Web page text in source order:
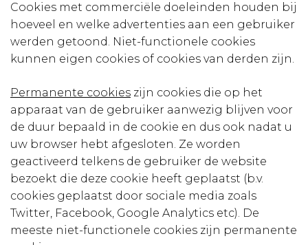
Cookies met commerciële doeleinden houden bij
hoeveel en welke advertenties aan een gebruiker
werden getoond. Niet-functionele cookies
kunnen eigen cookies of cookies van derden zijn.
Permanente cookies zijn cookies die op het
apparaat van de gebruiker aanwezig blijven voor
de duur bepaald in de cookie en dus ook nadat u
uw browser hebt afgesloten. Ze worden
geactiveerd telkens de gebruiker de website
bezoekt die deze cookie heeft geplaatst (b.v.
cookies geplaatst door sociale media zoals
Twitter, Facebook, Google Analytics etc). De
meeste niet-functionele cookies zijn permanente